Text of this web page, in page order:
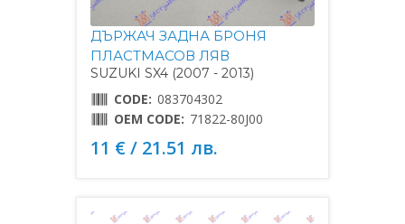
ДЪРЖАЧ ЗАДНА БРОНЯ
ПЛАСТМАСОВ ЛЯВ
SUZUKI SX4 (2007 - 2013)
CODE: 083704302
OEM CODE: 71822-80J00
11 € / 21.51 лв.